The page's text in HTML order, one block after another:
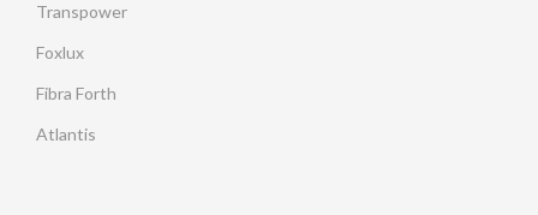
Transpower
Foxlux
Fibra Forth
Atlantis